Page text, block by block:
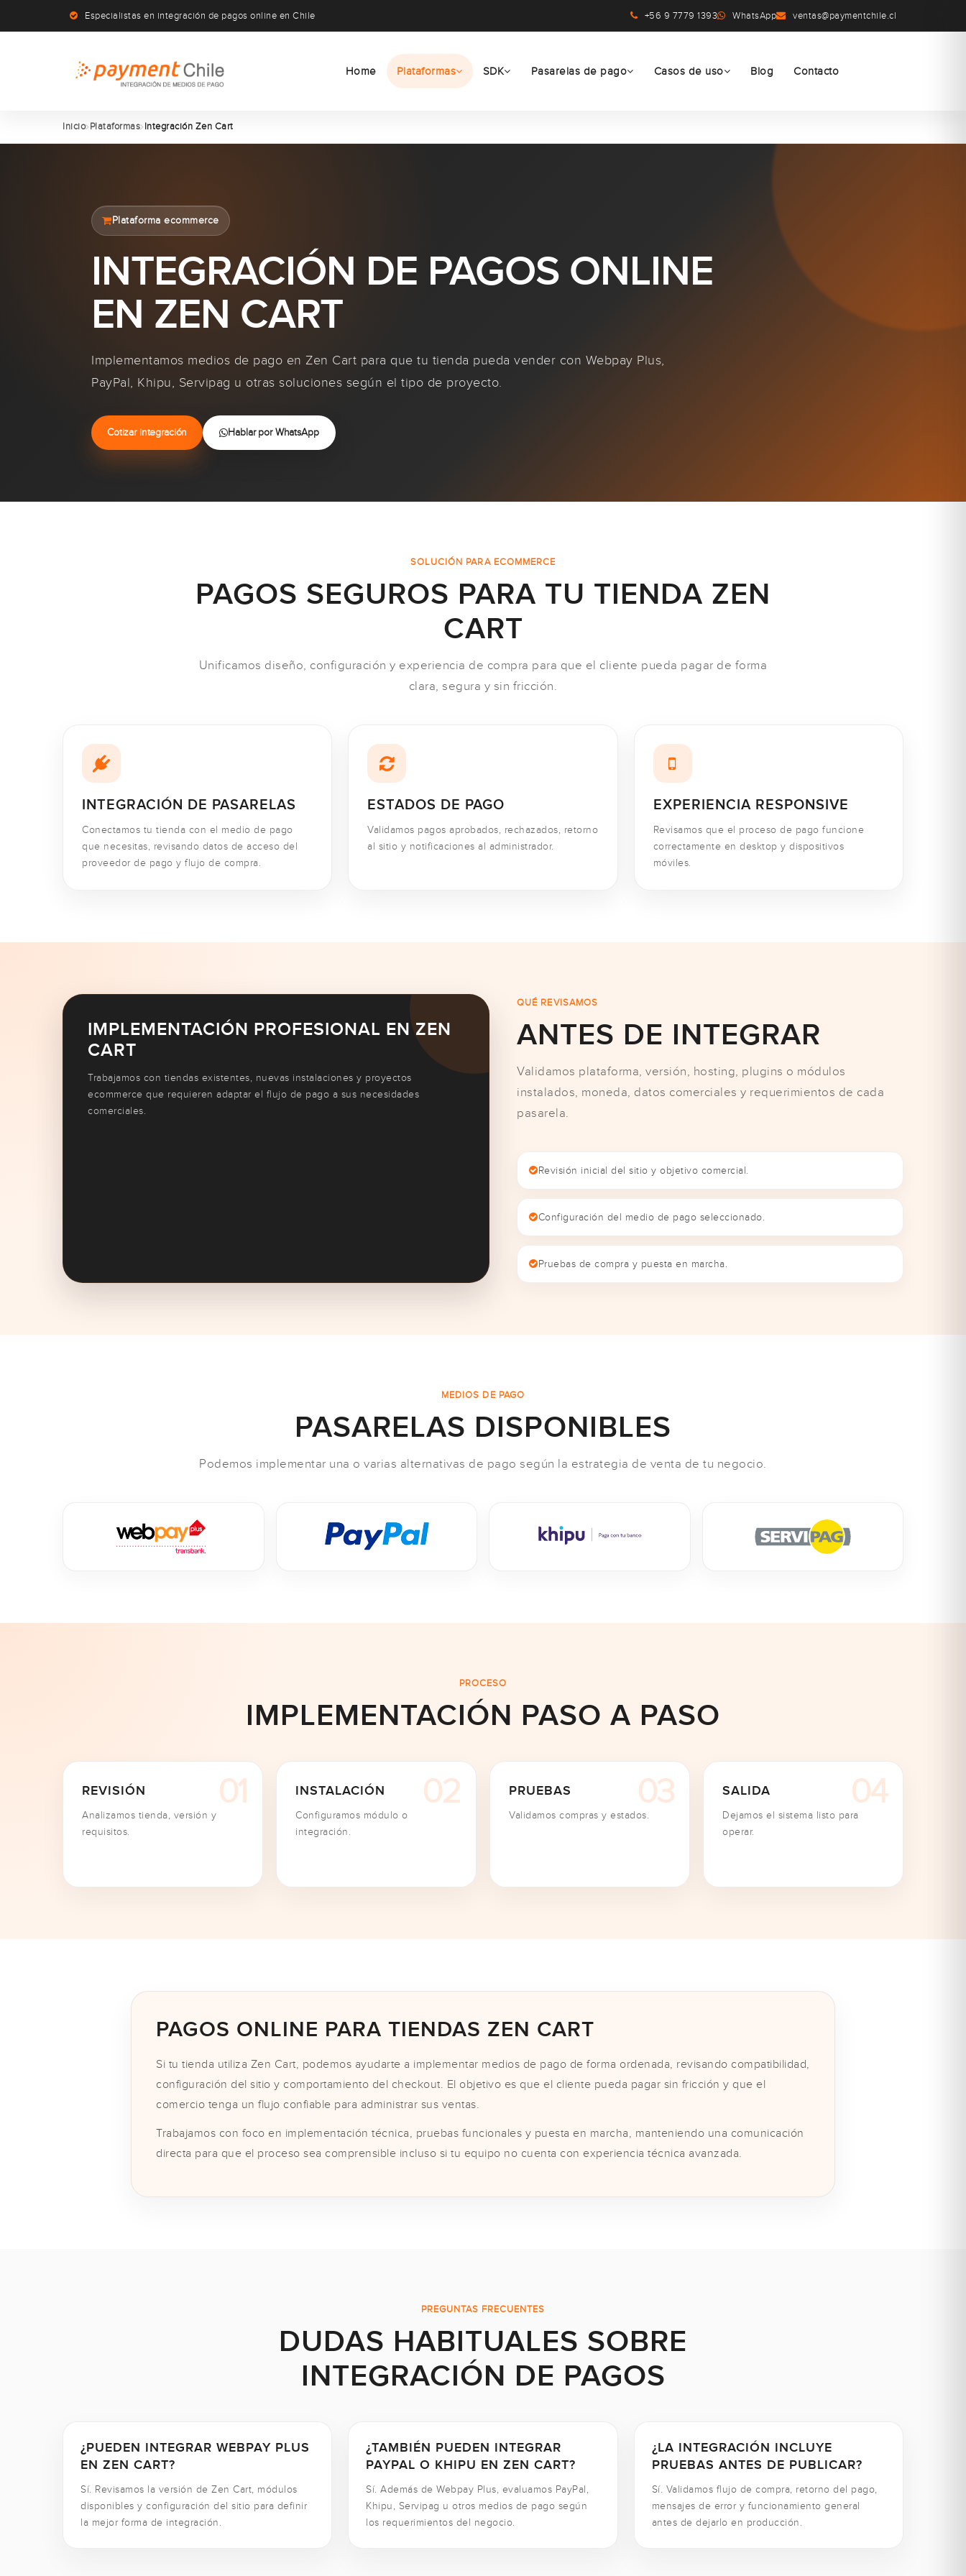
Especialistas en integración de pagos online en Chile +56 9 7779 1393 WhatsApp ventas@paymentchile.cl
Home Plataformas SDK Pasarelas de pago Casos de uso Blog Contacto
Inicio Plataformas Integración Zen Cart
Plataforma ecommerce
INTEGRACIÓN DE PAGOS ONLINE
EN ZEN CART
Implementamos medios de pago en Zen Cart para que tu tienda pueda vender con Webpay Plus,
PayPal, Khipu, Servipag u otras soluciones según el tipo de proyecto.
Cotizar integración Hablar por WhatsApp
SOLUCIÓN PARA ECOMMERCE
PAGOS SEGUROS PARA TU TIENDA ZEN
CART
Unificamos diseño, configuración y experiencia de compra para que el cliente pueda pagar de forma
clara, segura y sin fricción.
INTEGRACIÓN DE PASARELAS
Conectamos tu tienda con el medio de pago
que necesitas, revisando datos de acceso del
proveedor de pago y flujo de compra.
ESTADOS DE PAGO
Validamos pagos aprobados, rechazados, retorno
al sitio y notificaciones al administrador.
EXPERIENCIA RESPONSIVE
Revisamos que el proceso de pago funcione
correctamente en desktop y dispositivos
móviles.
IMPLEMENTACIÓN PROFESIONAL EN ZEN
CART
Trabajamos con tiendas existentes, nuevas instalaciones y proyectos
ecommerce que requieren adaptar el flujo de pago a sus necesidades
comerciales.
QUÉ REVISAMOS
ANTES DE INTEGRAR
Validamos plataforma, versión, hosting, plugins o módulos
instalados, moneda, datos comerciales y requerimientos de cada
pasarela.
Revisión inicial del sitio y objetivo comercial.
Configuración del medio de pago seleccionado.
Pruebas de compra y puesta en marcha.
MEDIOS DE PAGO
PASARELAS DISPONIBLES
Podemos implementar una o varias alternativas de pago según la estrategia de venta de tu negocio.
PROCESO
IMPLEMENTACIÓN PASO A PASO
REVISIÓN
Analizamos tienda, versión y
requisitos.
INSTALACIÓN
Configuramos módulo o
integración.
PRUEBAS
Validamos compras y estados.
SALIDA
Dejamos el sistema listo para
operar.
PAGOS ONLINE PARA TIENDAS ZEN CART
Si tu tienda utiliza Zen Cart, podemos ayudarte a implementar medios de pago de forma ordenada, revisando compatibilidad,
configuración del sitio y comportamiento del checkout. El objetivo es que el cliente pueda pagar sin fricción y que el
comercio tenga un flujo confiable para administrar sus ventas.
Trabajamos con foco en implementación técnica, pruebas funcionales y puesta en marcha, manteniendo una comunicación
directa para que el proceso sea comprensible incluso si tu equipo no cuenta con experiencia técnica avanzada.
PREGUNTAS FRECUENTES
DUDAS HABITUALES SOBRE
INTEGRACIÓN DE PAGOS
¿PUEDEN INTEGRAR WEBPAY PLUS
EN ZEN CART?
Sí. Revisamos la versión de Zen Cart, módulos
disponibles y configuración del sitio para definir
la mejor forma de integración.
¿TAMBIÉN PUEDEN INTEGRAR
PAYPAL O KHIPU EN ZEN CART?
Sí. Además de Webpay Plus, evaluamos PayPal,
Khipu, Servipag u otros medios de pago según
los requerimientos del negocio.
¿LA INTEGRACIÓN INCLUYE
PRUEBAS ANTES DE PUBLICAR?
Sí. Validamos flujo de compra, retorno del pago,
mensajes de error y funcionamiento general
antes de dejarlo en producción.